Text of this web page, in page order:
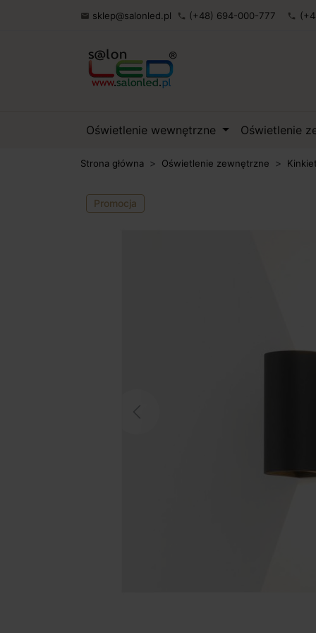
 sklep@salonled.pl phone (+48) 694-000-777 phone
Oświetlenie wewnętrzne Oświetlenie
Strona główna Oświetlenie zewnętrzne
Promocja